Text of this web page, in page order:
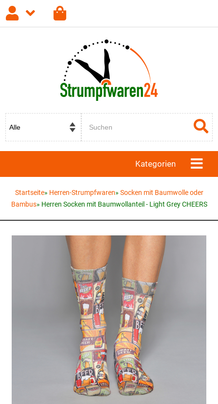
Registrieren Passwort vergessen?
Kategorien
Startseite» Herren-Strumpfwaren» Socken mit Baumwolle oder
Bambus» Herren Socken mit Baumwollanteil - Light Grey CHEERS